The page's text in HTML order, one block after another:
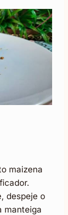
maizena
despeje o
manteiga